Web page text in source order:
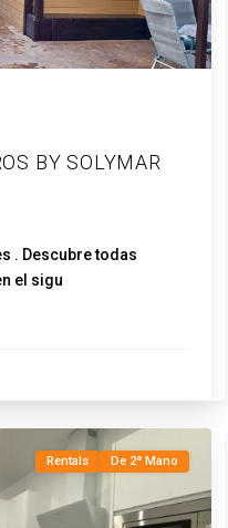
BY SOLYMAR
. Descubre todas
el sigu
Rentals De 2ª Mano